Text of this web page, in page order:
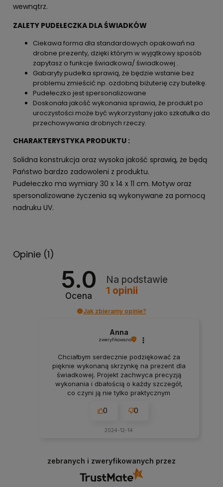
wewnątrz.
ZALETY PUDEŁECZKA DLA ŚWIADKÓW
Ciekawa forma dla standardowych opakowań na
drobne prezenty, dzięki którym w wyjątkowy sposób
zapytasz o funkcje świadkowa/ świadkowej .
Gabaryty pudełka sprawią, że będzie wstanie bez
problemu zmieścić np. ozdobną biżuterię czy butelkę.
Pudełeczko jest spersonalizowane
Doskonała jakość wykonania sprawia, że produkt po
uroczystości może być wykorzystany jako szkatułka do
przechowywania drobnych rzeczy.
CHARAKTERYSTYKA PRODUKTU :
Solidna konstrukcja oraz wysoka jakość sprawią, że będą
Państwo bardzo zadowoleni z produktu.
Pudełeczko ma wymiary 30 x 14 x 11 cm. Motyw oraz
spersonalizowane życzenia są wykonywane za pomocą
nadruku UV.
Opinie (1)
5.0
Ocena
Na podstawie
1 opinii
Jak zbieramy opinie?
Anna
zweryfikowano
Chciałbym serdecznie podziękować za
pięknie wykonaną skrzynkę na prezent dla
świadkowej. Projekt zachwyca precyzją
wykonania i dbałością o każdy szczegół,
co czyni ją nie tylko praktycznym
na lata. Styl i jakość użytych materiałów
detale sprawiają, że jest to coś naprawdę
Dziękuję za zaangażowanie,
profesjonalizm i serce, które widać w
każdym detalu! Serdecznie Polecam !
0 0
2024-12-14
zebranych i zweryfikowanych przez